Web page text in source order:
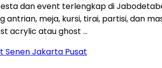
dan event terlengkap di
meja, kursi, tirai, partisi, dan
acrylic atau ghost …